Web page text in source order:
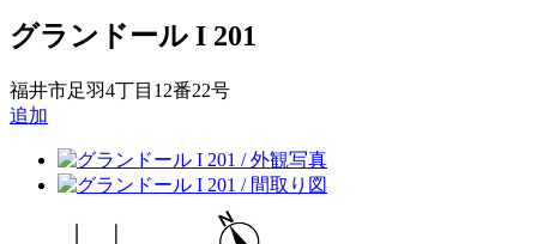
グランドール I 201
福井市足羽4丁目12番22号
追加